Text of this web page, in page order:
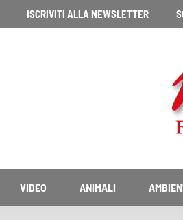
ISCRIVITI ALLA NEWSLETTER
VIDEO ANIMALI